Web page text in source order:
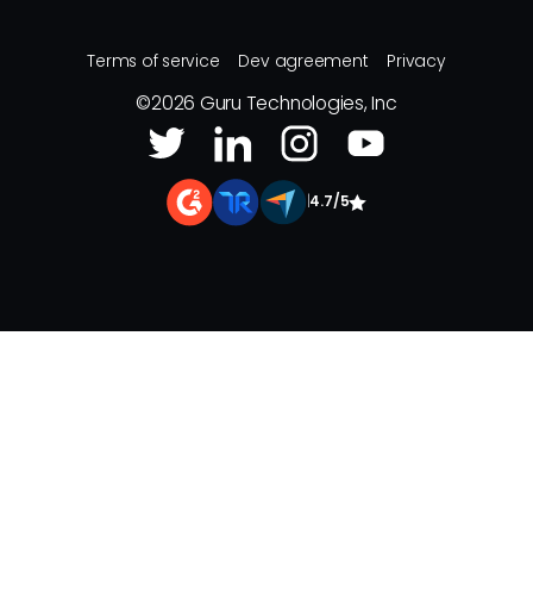
Terms of service Dev agreement Privacy
©2026 Guru Technologies, Inc
4.7/5